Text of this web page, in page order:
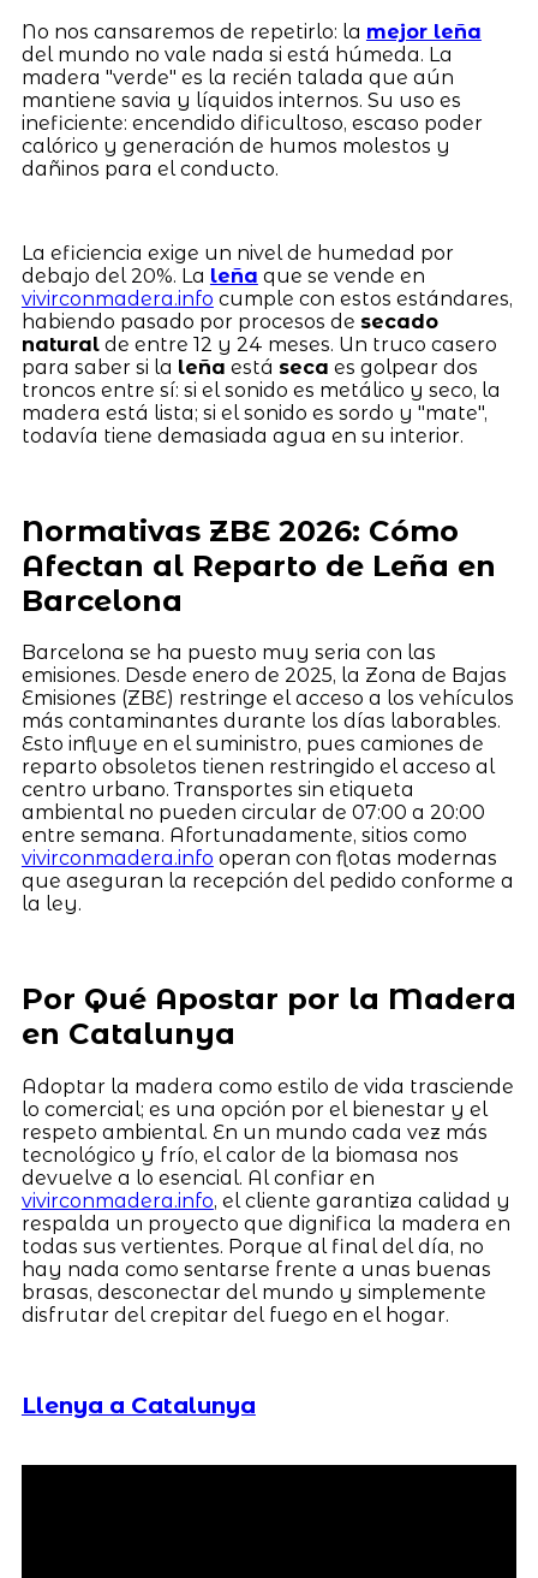
No nos cansaremos de repetirlo: la mejor leña
del mundo no vale nada si está húmeda. La
madera "verde" es la recién talada que aún
mantiene savia y líquidos internos. Su uso es
ineficiente: encendido dificultoso, escaso poder
calórico y generación de humos molestos y
dañinos para el conducto.
La eficiencia exige un nivel de humedad por
debajo del 20%. La leña que se vende en
vivirconmadera.info cumple con estos estándares,
habiendo pasado por procesos de secado
naturalde entre 12 y 24 meses. Un truco casero
para saber si la leña está seca es golpear dos
troncos entre sí: si el sonido es metálico y seco, la
madera está lista; si el sonido es sordo y "mate",
todavía tiene demasiada agua en su interior.
Normativas ZBE 2026: Cómo
Afectan al Reparto de Leña en
Barcelona
Barcelona se ha puesto muy seria con las
emisiones. Desde enero de 2025, la Zona de Bajas
Emisiones (ZBE) restringe el acceso a los vehículos
más contaminantes durante los días laborables.
Esto influye en el suministro, pues camiones de
reparto obsoletos tienen restringido el acceso al
centro urbano. Transportes sin etiqueta
ambiental no pueden circular de 07:00 a 20:00
entre semana. Afortunadamente, sitios como
vivirconmadera.info operan con flotas modernas
que aseguran la recepción del pedido conforme a
la ley.
Por Qué Apostar por la Madera
en Catalunya
Adoptar la madera como estilo de vida trasciende
lo comercial; es una opción por el bienestar y el
respeto ambiental. En un mundo cada vez más
tecnológico y frío, el calor de la biomasa nos
devuelve a lo esencial. Al confiar en
vivirconmadera.info, el cliente garantiza calidad y
respalda un proyecto que dignifica la madera en
todas sus vertientes. Porque al final del día, no
hay nada como sentarse frente a unas buenas
brasas, desconectar del mundo y simplemente
disfrutar del crepitar del fuego en el hogar.
Llenya a Catalunya